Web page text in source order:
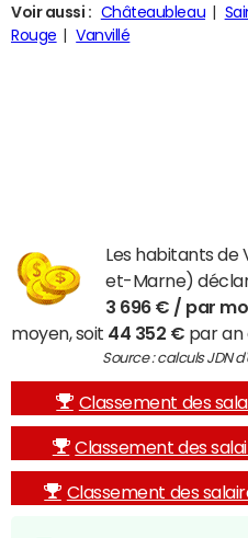
Voir aussi : Châteaubleau
Rouge
Vanvillé
Les habitants de
et-Marne)
3 696 € / par
moyen, soit 44 352 € par an
Source : calculs JDN
Classement des
Classement des
Classement des